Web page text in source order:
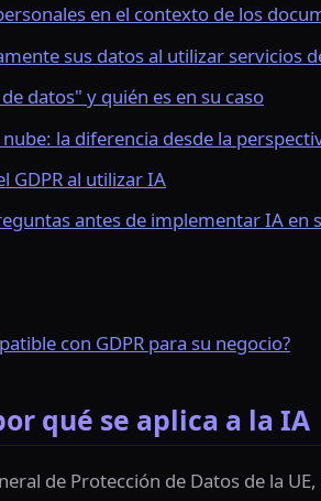
en el contexto de los
sus datos al utilizar servicios
datos" y quién es en su caso
la diferencia desde la
GDPR al utilizar IA
antes de implementar IA en
con GDPR para su negocio?
qué se aplica a la IA
de Protección de Datos de la